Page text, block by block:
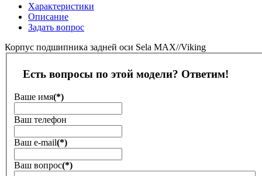
Характеристики
Описание
Задать вопрос
Корпус подшипника задней оси Sela MAX//Viking
Есть вопросы по этой модели? Ответим!
Ваше имя(*)
Ваш телефон
Ваш е-mail(*)
Ваш вопрос(*)